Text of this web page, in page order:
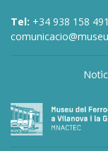
Tel: +34 938 158 491
deneme
bonusu